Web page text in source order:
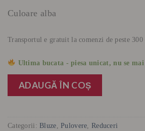
Culoare alba
Transportul e gratuit la comenzi de peste 300
Ultima bucata - piesa unicat, nu se mai
ADAUGĂ ÎN COȘ
Categorii:Bluze ,Pulovere ,Reduceri